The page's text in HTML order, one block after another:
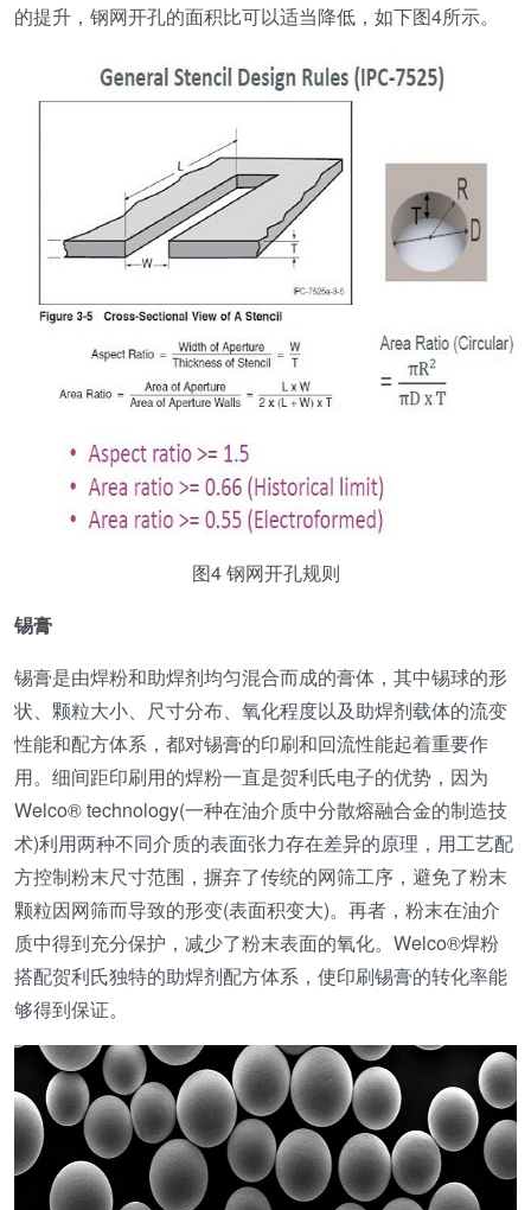
的提升，钢网开孔的面积比可以适当降低，如下图4所示。
图4 钢网开孔规则
锡膏
锡膏是由焊粉和助焊剂均匀混合而成的膏体，其中锡球的形
状、颗粒大小、尺寸分布、氧化程度以及助焊剂载体的流变
性能和配方体系，都对锡膏的印刷和回流性能起着重要作
用。细间距印刷用的焊粉一直是贺利氏电子的优势，因为
Welco® technology(一种在油介质中分散熔融合金的制造技
术)利用两种不同介质的表面张力存在差异的原理，用工艺配
方控制粉末尺寸范围，摒弃了传统的网筛工序，避免了粉末
颗粒因网筛而导致的形变(表面积变大)。再者，粉末在油介
质中得到充分保护，减少了粉末表面的氧化。Welco®焊粉
搭配贺利氏独特的助焊剂配方体系，使印刷锡膏的转化率能
够得到保证。